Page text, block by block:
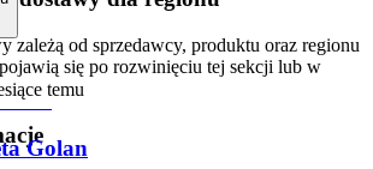
zależą od sprzedawcy, produktu oraz regionu
pojawią się po rozwinięciu tej sekcji lub w
temu
Golan